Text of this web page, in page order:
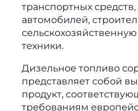
транспортных
автомобилей,
техники.
Дизельное топливо
представляет собой
продукт,
требованиям